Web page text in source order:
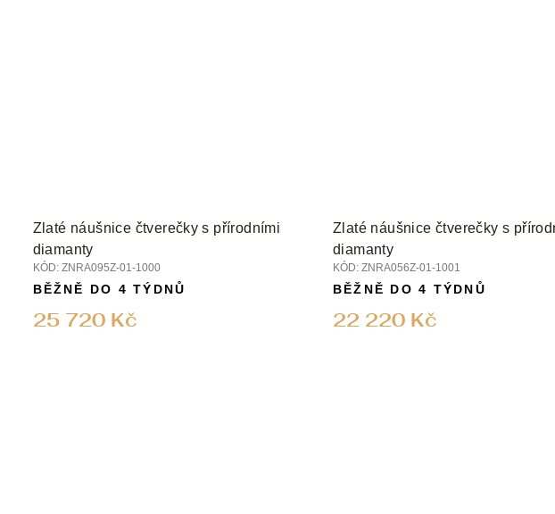
Zlaté náušnice čtverečky s přírodními
diamanty
KÓD: ZNRA095Z-01-1000
25 720 Kč
BĚŽNĚ DO 4 TÝDNŮ
Zlaté náušnice čtverečky s
diamanty
KÓD: ZNRA056Z-01-1001
22 220 Kč
BĚŽNĚ DO 4 TÝDNŮ